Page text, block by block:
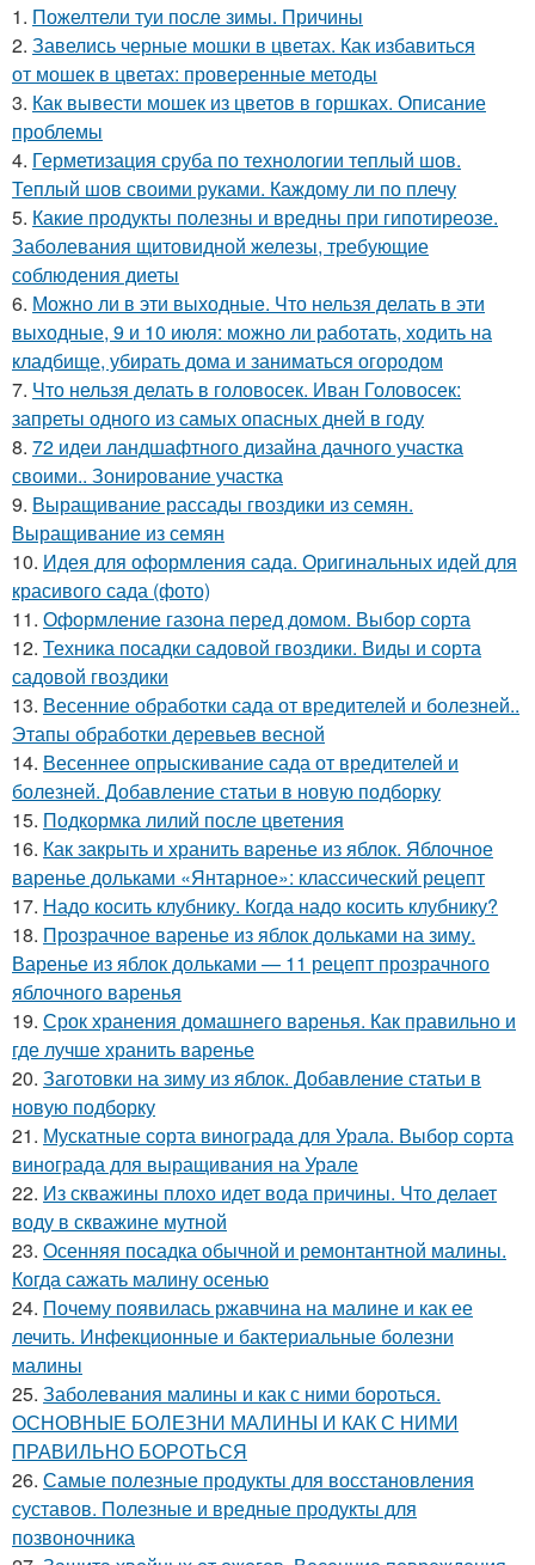
1. Пожелтели туи после зимы. Причины
2. Завелись черные мошки в цветах. Как избавиться
от мошек в цветах: проверенные методы
3. Как вывести мошек из цветов в горшках. Описание
проблемы
4. Герметизация сруба по технологии теплый шов.
Теплый шов своими руками. Каждому ли по плечу
5. Какие продукты полезны и вредны при гипотиреозе.
Заболевания щитовидной железы, требующие
соблюдения диеты
6. Можно ли в эти выходные. Что нельзя делать в эти
выходные, 9 и 10 июля: можно ли работать, ходить на
кладбище, убирать дома и заниматься огородом
7. Что нельзя делать в головосек. Иван Головосек:
запреты одного из самых опасных дней в году
8. 72 идеи ландшафтного дизайна дачного участка
своими.. Зонирование участка
9. Выращивание рассады гвоздики из семян.
Выращивание из семян
10. Идея для оформления сада. Оригинальных идей для
красивого сада (фото)
11. Оформление газона перед домом. Выбор сорта
12. Техника посадки садовой гвоздики. Виды и сорта
садовой гвоздики
13. Весенние обработки сада от вредителей и болезней..
Этапы обработки деревьев весной
14. Весеннее опрыскивание сада от вредителей и
болезней. Добавление статьи в новую подборку
15. Подкормка лилий после цветения
16. Как закрыть и хранить варенье из яблок. Яблочное
варенье дольками «Янтарное»: классический рецепт
17. Надо косить клубнику. Когда надо косить клубнику?
18. Прозрачное варенье из яблок дольками на зиму.
Варенье из яблок дольками — 11 рецепт прозрачного
яблочного варенья
19. Срок хранения домашнего варенья. Как правильно и
где лучше хранить варенье
20. Заготовки на зиму из яблок. Добавление статьи в
новую подборку
21. Мускатные сорта винограда для Урала. Выбор сорта
винограда для выращивания на Урале
22. Из скважины плохо идет вода причины. Что делает
воду в скважине мутной
23. Осенняя посадка обычной и ремонтантной малины.
Когда сажать малину осенью
24. Почему появилась ржавчина на малине и как ее
лечить. Инфекционные и бактериальные болезни
малины
25. Заболевания малины и как с ними бороться.
ОСНОВНЫЕ БОЛЕЗНИ МАЛИНЫ И КАК С НИМИ
ПРАВИЛЬНО БОРОТЬСЯ
26. Самые полезные продукты для восстановления
суставов. Полезные и вредные продукты для
позвоночника